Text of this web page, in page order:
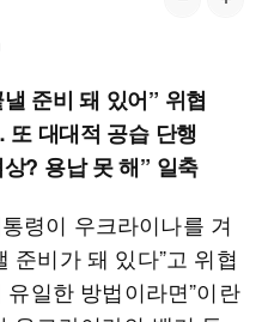
준비 돼 있어” 위협
또 대대적 공습 단행
? 용납 못 해” 일축
령이 우크라이나를 겨
준비가 돼 있다”고 위협
일한 방법이라면”이란